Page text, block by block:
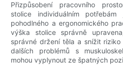
Přizpůsobení pracovního
stolice individuálním
pohodlného a ergonomického
výška stolice správně
správné držení těla a snížit
dalších problémů s
mohou vyplynout ze špatných